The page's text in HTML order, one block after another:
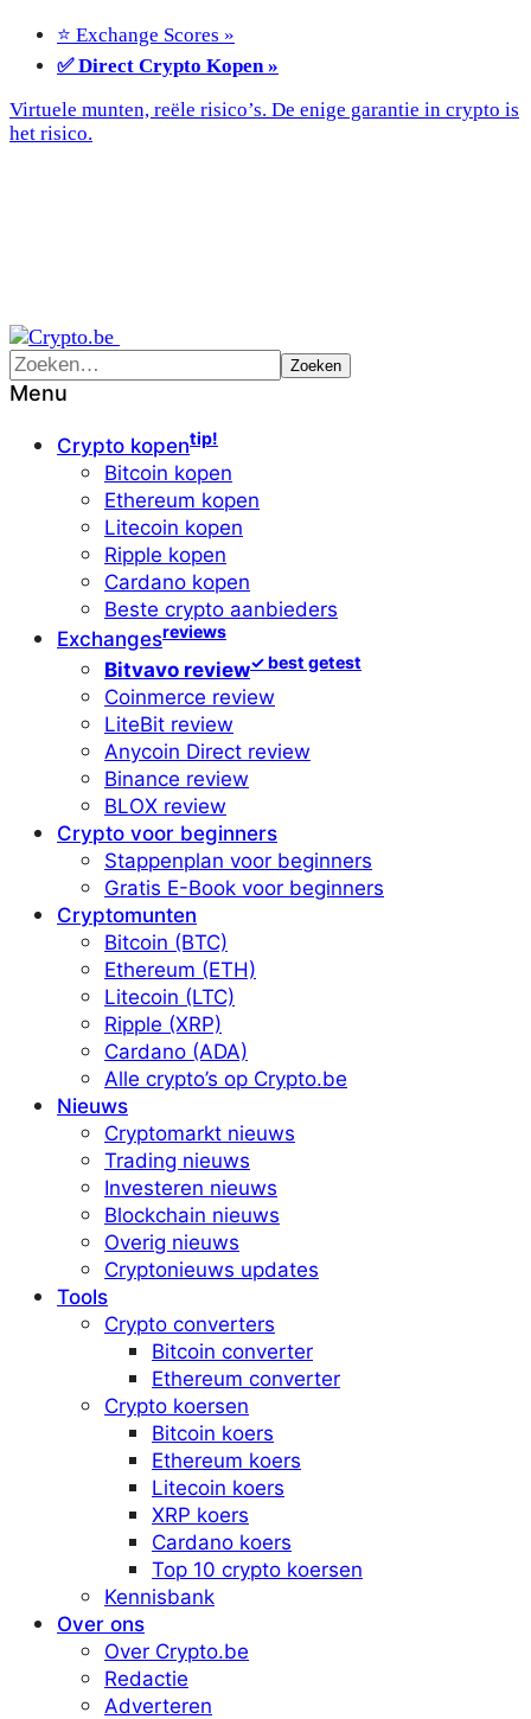
⭐ Exchange Scores »
✅ Direct Crypto Kopen »
Virtuele munten, reële risico’s. De enige garantie in crypto is
het risico.
Menu
Crypto kopentip!
Bitcoin kopen
Ethereum kopen
Litecoin kopen
Ripple kopen
Cardano kopen
Beste crypto aanbieders
Exchangesreviews
Bitvavo review✓ best getest
Coinmerce review
LiteBit review
Anycoin Direct review
Binance review
BLOX review
Crypto voor beginners
Stappenplan voor beginners
Gratis E-Book voor beginners
Cryptomunten
Bitcoin (BTC)
Ethereum (ETH)
Litecoin (LTC)
Ripple (XRP)
Cardano (ADA)
Alle crypto’s op Crypto.be
Nieuws
Cryptomarkt nieuws
Trading nieuws
Investeren nieuws
Blockchain nieuws
Overig nieuws
Cryptonieuws updates
Tools
Crypto converters
Bitcoin converter
Ethereum converter
Crypto koersen
Bitcoin koers
Ethereum koers
Litecoin koers
XRP koers
Cardano koers
Top 10 crypto koersen
Kennisbank
Over ons
Over Crypto.be
Redactie
Adverteren